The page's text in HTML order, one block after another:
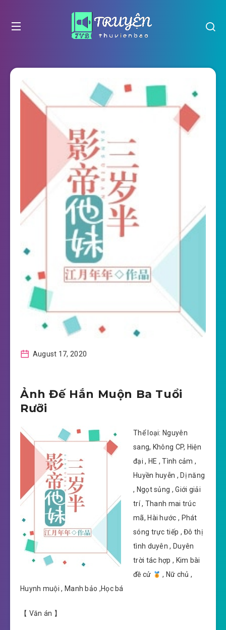
August 17, 2020
Ảnh Đế Hắn Muộn Ba Tuổi
Rưỡi
Thể loại: Nguyên
sang, Không CP, Hiện
đại , HE , Tình cảm ,
Huyền huyễn , Dị năng
, Ngọt sủng , Giới giải
trí , Thanh mai trúc
mã, Hài hước , Phát
sóng trực tiếp , Đô thị
tình duyên , Duyên
trời tác hợp , Kim bài
đề cử
, Nữ chủ ,
Huynh muội , Manh bảo ,Học bá
【 Văn án 】